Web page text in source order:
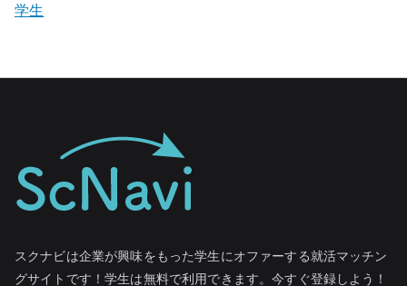
学生
スクナビは企業が興味をもった学生にオファーする就活マッチン
グサイトです！学生は無料で利用できます。今すぐ登録しよう！